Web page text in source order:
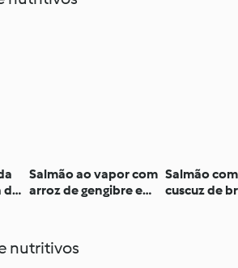
de
Salmão ao vapor com
arroz de gengibre e
Salmão
cuscuz de
nutritivos